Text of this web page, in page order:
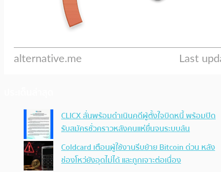
CLICX ลั่นพร้อมดำเนินคดีผู้ตั้งใจบิดหนี้ พร้อมปิด
รับสมัครชั่วคราวหลังคนแห่ยื่นจนระบบล้น
Coldcard เตือนผู้ใช้งานรีบย้าย Bitcoin ด่วน หลัง
ช่องโหว่ยังอุดไม่ได้ และถูกเจาะต่อเนื่อง